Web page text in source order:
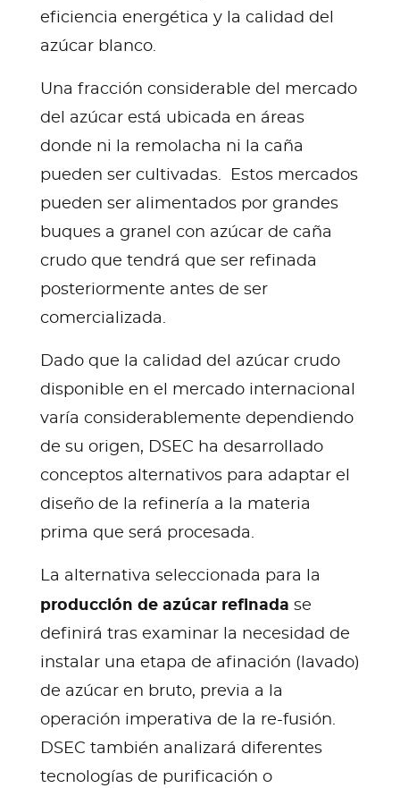
eficiencia energética y la calidad del
azúcar blanco.
Una fracción considerable del mercado
del azúcar está ubicada en áreas
donde ni la remolacha ni la caña
pueden ser cultivadas. Estos mercados
pueden ser alimentados por grandes
buques a granel con azúcar de caña
crudo que tendrá que ser refinada
posteriormente antes de ser
comercializada.
Dado que la calidad del azúcar crudo
disponible en el mercado internacional
varía considerablemente dependiendo
de su origen, DSEC ha desarrollado
conceptos alternativos para adaptar el
diseño de la refinería a la materia
prima que será procesada.
La alternativa seleccionada para la
producción de azúcar refinada se
definirá tras examinar la necesidad de
instalar una etapa de afinación (lavado)
de azúcar en bruto, previa a la
operación imperativa de la re-fusión.
DSEC también analizará diferentes
tecnologías de purificación o